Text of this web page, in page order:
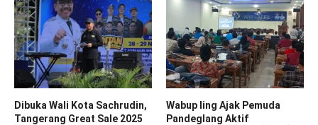
Dibuka Wali Kota Sachrudin,
Tangerang Great Sale 2025
Wabup Iing Ajak Pemuda
Pandeglang Aktif